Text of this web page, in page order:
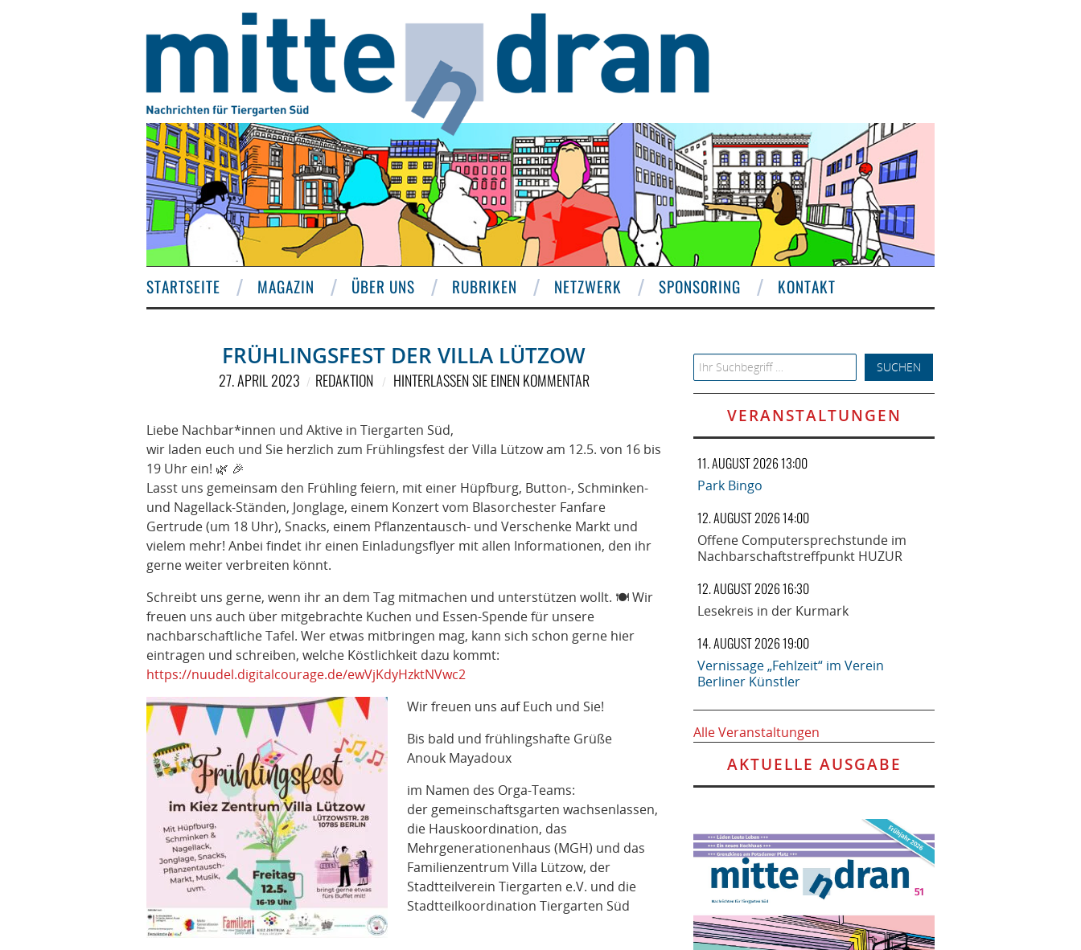
STARTSEITE MAGAZIN ÜBER UNS RUBRIKEN NETZWERK SPONSORING KONTAKT
FRÜHLINGSFEST DER VILLA LÜTZOW
27. APRIL 2023 REDAKTION HINTERLASSEN SIE EINEN KOMMENTAR
Liebe Nachbar*innen und Aktive in Tiergarten Süd,
wir laden euch und Sie herzlich zum Frühlingsfest der Villa Lützow am 12.5. von 16 bis
19 Uhr ein! 🌿 🎉
Lasst uns gemeinsam den Frühling feiern, mit einer Hüpfburg, Button-, Schminken-
und Nagellack-Ständen, Jonglage, einem Konzert vom Blasorchester Fanfare
Gertrude (um 18 Uhr), Snacks, einem Pflanzentausch- und Verschenke Markt und
vielem mehr! Anbei findet ihr einen Einladungsflyer mit allen Informationen, den ihr
gerne weiter verbreiten könnt.
Schreibt uns gerne, wenn ihr an dem Tag mitmachen und unterstützen wollt. 🍽 Wir
freuen uns auch über mitgebrachte Kuchen und Essen-Spende für unsere
nachbarschaftliche Tafel. Wer etwas mitbringen mag, kann sich schon gerne hier
eintragen und schreiben, welche Köstlichkeit dazu kommt:
https://nuudel.digitalcourage.de/ewVjKdyHzktNVwc2
Wir freuen uns auf Euch und Sie!
Bis bald und frühlingshafte Grüße
Anouk Mayadoux
im Namen des Orga-Teams:
der gemeinschaftsgarten wachsenlassen,
die Hauskoordination, das
Mehrgenerationenhaus (MGH) und das
Familienzentrum Villa Lützow, der
Stadtteilverein Tiergarten e.V. und die
Stadtteilkoordination Tiergarten Süd
Search for:
VERANSTALTUNGEN
11. AUGUST 2026 13:00
Park Bingo
12. AUGUST 2026 14:00
Offene Computersprechstunde im
Nachbarschaftstreffpunkt HUZUR
12. AUGUST 2026 16:30
Lesekreis in der Kurmark
14. AUGUST 2026 19:00
Vernissage „Fehlzeit“ im Verein
Berliner Künstler
Alle Veranstaltungen
AKTUELLE AUSGABE